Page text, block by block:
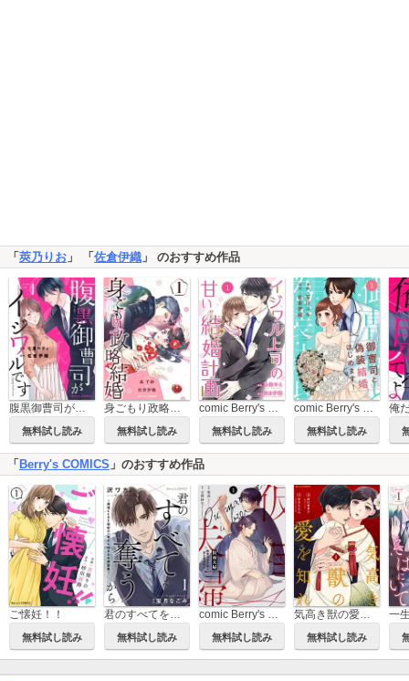
「 莢乃りお 」 「 佐倉伊織 」 のおすすめ作品
無料試し読み 無料試し読み 無料試し読み 無料試し読み
俺
「 Berry's COMICS 」のおすすめ作品
ご懐妊！！
無料試し読み
君のすべてを奪うから～俺様CEOと秘密の一夜から始まる夫婦遊戯～
無料試し読み
comic Berry's 仮面夫婦～御曹司は今夜も妻を愛せない～
無料試し読み
気高き獣の愛を知れ
無料試し読み